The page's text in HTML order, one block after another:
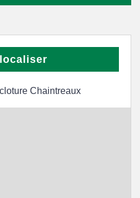
Chaintreaux